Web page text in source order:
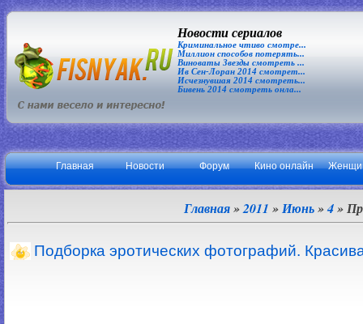
Новости сериалов
Криминальное чтиво смотре...
Миллион способов потерять...
Виноваты Звезды смотреть ...
Ив Сен-Лоран 2014 смотрет...
Исчезнувшая 2014 смотреть...
Бивень 2014 смотреть онла...
Главная Новости Форум Кино онлайн
Главная»2011 » Июнь » 4»
Подборка эротических фотографий.